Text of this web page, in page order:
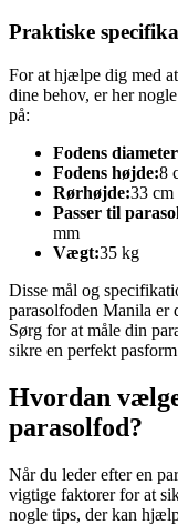
Praktiske
For at hjælpe dig med
dine behov, er her
på:
Fodens
Fodens højde:8
Rørhøjde:33 cm
Passer til
mm
Vægt:35 kg
Disse mål og
parasolfoden Manila er
Sørg for at måle din
sikre en perfekt
Hvordan
parasolfod?
Når du leder efter en
vigtige faktorer for at
nogle tips, der kan